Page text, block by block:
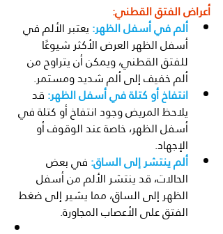
أعراض الفتق القطني:
ألم في أسفل الظهر: يعتبر الألم في
أسفل الظهر العرض الأكثر شيوعًا
للفتق القطني، ويمكن أن يتراوح من
ألم خفيف إلى ألم شديد ومستمر.
انتفاخ أو كتلة في أسفل الظهر: قد
يلاحظ المريض وجود انتفاخ أو كتلة في
أسفل الظهر، خاصة عند الوقوف أو
الإجهاد.
ألم ينتشر إلى الساق: في بعض
الحالات، قد ينتشر الألم من أسفل
الظهر إلى الساق، مما يشير إلى ضغط
الفتق على الأعصاب المجاورة.